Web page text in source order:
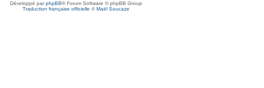
Développé parphpBB® Forum Software © phpBB Group
Traduction française officielle ©Maël Soucaze